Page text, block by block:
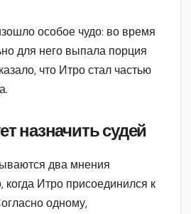
особое чудо: во время
для него выпала порция
что Итро стал частью
назначить судей
два мнения
когда Итро присоединился к
одному,